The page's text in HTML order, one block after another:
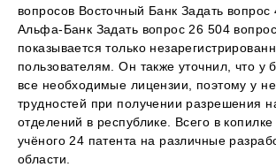
вопросов Восточный Банк Задать вопрос
Альфа-Банк Задать вопрос 26 504
показывается только
пользователям. Он также уточнил, что у
все необходимые лицензии, поэтому у
трудностей при получении разрешения
отделений в республике. Всего в
учёного 24 патента на различные
области.